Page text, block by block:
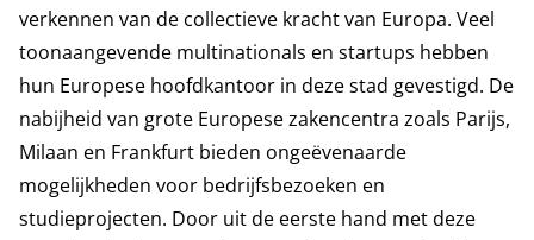
verkennen van de collectieve kracht van Europa. Veel
toonaangevende multinationals en startups hebben
hun Europese hoofdkantoor in deze stad gevestigd. De
nabijheid van grote Europese zakencentra zoals Parijs,
Milaan en Frankfurt bieden ongeëvenaarde
mogelijkheden voor bedrijfsbezoeken en
studieprojecten. Door uit de eerste hand met deze